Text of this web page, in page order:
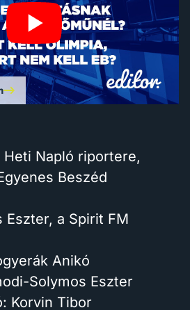
Heti Napló riportere,
Beszéd
Eszter, a Spirit FM
Anikó
Solymos Eszter
Korvin Tibor